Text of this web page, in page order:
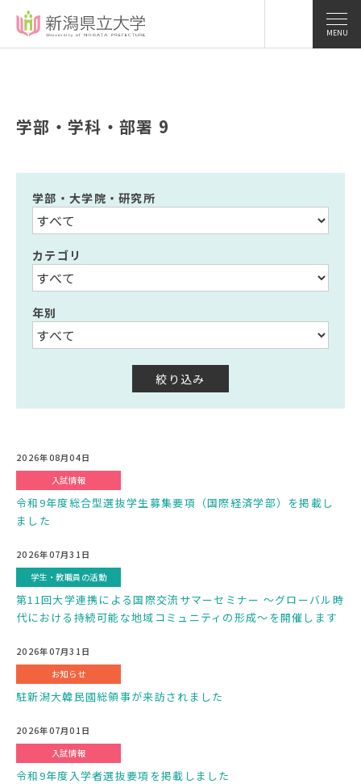
MENU
学部・学科・部署 9
学部・大学院・研究所
カテゴリ
年別
2026年08月04日
入試情報
令和9年度総合型選抜学生募集要項（国際経済学部）を掲載し
ました
2026年07月31日
学生・教職員の活動
第11回大学連携による国際交流サマーセミナー ～グローバル時
代における持続可能な地域コミュニティの形成～を開催します
2026年07月31日
お知らせ
駐新潟大韓民國総領事が来訪されました
2026年07月01日
入試情報
令和9年度入学者選抜要項を掲載しました